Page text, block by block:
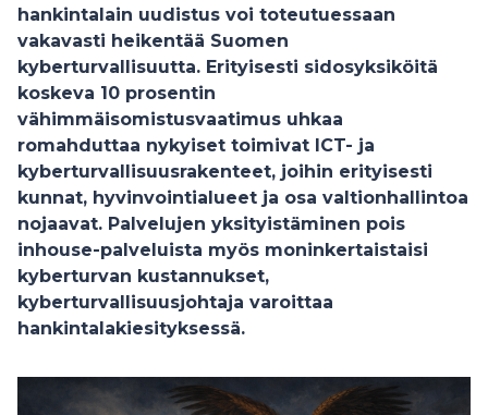
hankintalain uudistus voi toteutuessaan
vakavasti heikentää Suomen
kyberturvallisuutta. Erityisesti sidosyksiköitä
koskeva 10 prosentin
vähimmäisomistusvaatimus uhkaa
romahduttaa nykyiset toimivat ICT- ja
kyberturvallisuusrakenteet, joihin erityisesti
kunnat, hyvinvointialueet ja osa valtionhallintoa
nojaavat. Palvelujen yksityistäminen pois
inhouse-palveluista myös moninkertaistaisi
kyberturvan kustannukset,
kyberturvallisuusjohtaja varoittaa
hankintalakiesityksessä.